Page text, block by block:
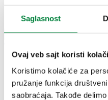
Saglasnost
Ovaj veb sajt koristi
Koristimo kolačiće za
pružanje funkcija
saobraćaja. Takođe
CRTEŽI I